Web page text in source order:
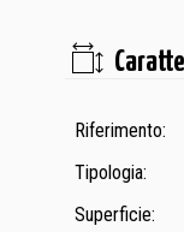
Riferimento:
Tipologia:
Superficie: